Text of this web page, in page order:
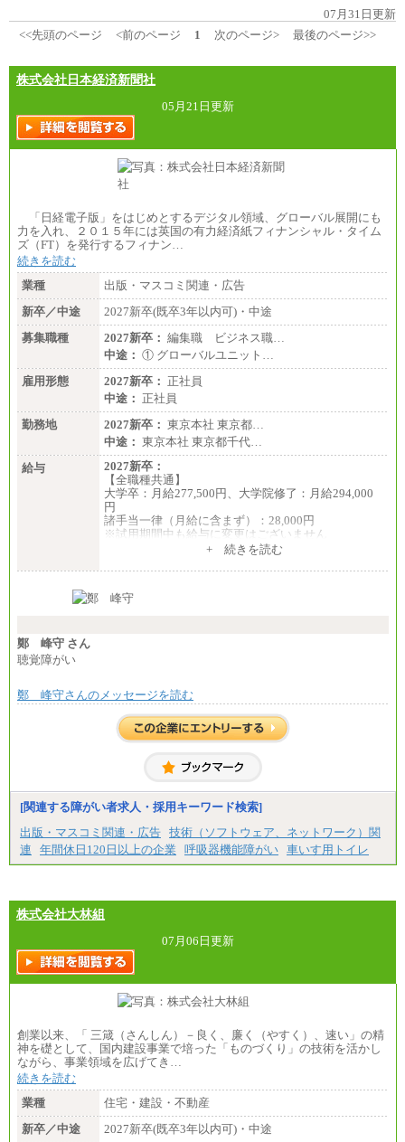
07月31日更新
<<先頭のページ
<前のページ 1 次のページ> 最後のページ>>
株式会社日本経済新聞社
05月21日更新
「日経電子版」をはじめとするデジタル領域、グローバル展開にも
力を入れ、２０１５年には英国の有力経済紙フィナンシャル・タイム
ズ（FT）を発行するフィナン…
続きを読む
業種
出版・マスコミ関連・広告
新卒／中途
2027新卒(既卒3年以内可)・中途
募集職種
2027新卒： 編集職 ビジネス職…
中途： ① グローバルユニット…
雇用形態
2027新卒： 正社員
中途： 正社員
勤務地
2027新卒： 東京本社 東京都…
中途： 東京本社 東京都千代…
給与
2027新卒：
【全職種共通】
大学卒：月給277,500円、大学院修了：月給294,000
円
諸手当一律（月給に含まず）：28,000円
※試用期間中も給与に変更はございません
月給370,000円～
ます。
+ 続きを読む
鄭 峰守 さん
聴覚障がい
鄭 峰守さんのメッセージを読む
[関連する障がい者求人・採用キーワード検索]
出版・マスコミ関連・広告 技術（ソフトウェア、ネットワーク）関
連
年間休日120日以上の企業 呼吸器機能障がい 車いす用トイレ
株式会社大林組
07月06日更新
創業以来、「 三箴（さんしん）－良く、廉く（やすく）、速い」の精
神を礎として、国内建設事業で培った「ものづくり」の技術を活かし
ながら、事業領域を広げてき…
続きを読む
業種
住宅・建設・不動産
新卒／中途
2027新卒(既卒3年以内可)・中途